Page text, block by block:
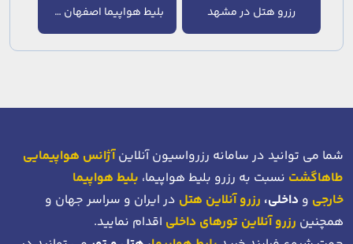
رزرو هتل در مشهد بلیط هواپیما اصفهان مشهد
شما می توانید در سامانه رزرواسیون آنلاینآژانس هواپیمایی
طاهاگشت نسبت به رزرو بلیط هواپیما، بلیط هواپیما
خارجی و داخلی، رزرو آنلاین هتل در ایران و سراسر جهان و
همچنین رزرو آنلاین تورهای داخلی اقدام نمایید.